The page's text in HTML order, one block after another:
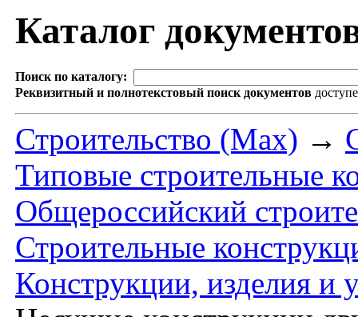
Каталог
Поиск по каталогу:
Реквизитный и полнотекстовый поиск документов
Строительство (Max) →
Типовые строительные
Общероссийский
Строительные
Конструкции, изделия и